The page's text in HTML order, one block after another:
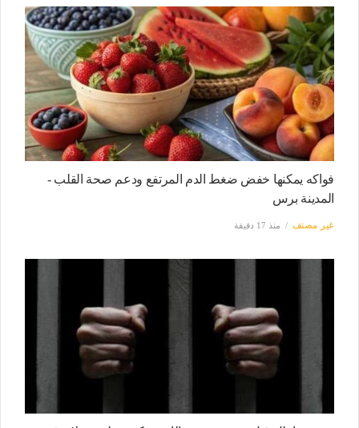
فواكه يمكنها خفض ضغط الدم المرتفع ودعم صحة القلب -
المدينة برس
غير مصنف منذ 17 دقيقة